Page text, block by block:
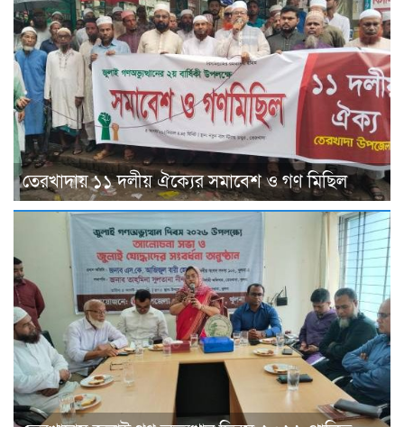
তেরখাদায় ১১ দলীয় ঐক্যের সমাবেশ ও গণ মিছিল